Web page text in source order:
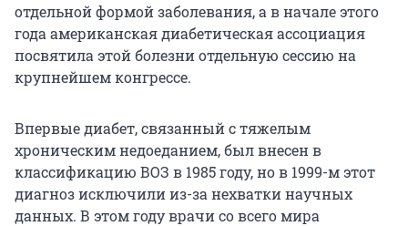
отдельной формой заболевания, а в начале этого
года американская диабетическая ассоциация
посвятила этой болезни отдельную сессию на
крупнейшем конгрессе.
Впервые диабет, связанный с тяжелым
хроническим недоеданием, был внесен в
классификацию ВОЗ в 1985 году, но в 1999-м этот
диагноз исключили из-за нехватки научных
данных. В этом году врачи со всего мира